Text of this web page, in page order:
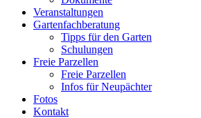
Veranstaltungen
Gartenfachberatung
Tipps für den Garten
Schulungen
Freie Parzellen
Freie Parzellen
Infos für Neupächter
Fotos
Kontakt